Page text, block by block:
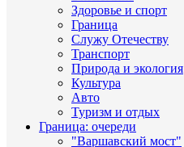
Здоровье и спорт
Граница
Служу Отечеству
Транспорт
Природа и экология
Культура
Авто
Туризм и отдых
Граница: очереди
"Варшавский мост"